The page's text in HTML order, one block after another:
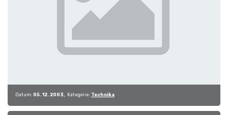
Datum: 05. 12. 2003 Kategorie: Technika